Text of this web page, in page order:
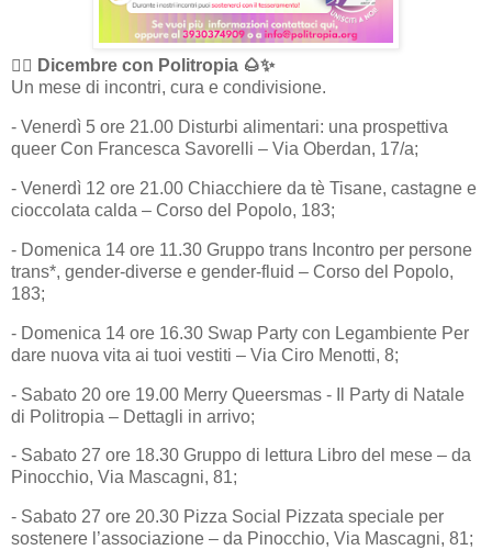
🏳️‍🌈 Dicembre con Politropia 🌰✨
Un mese di incontri, cura e condivisione.
- Venerdì 5 ore 21.00 Disturbi alimentari: una prospettiva
queer Con Francesca Savorelli – Via Oberdan, 17/a;
- Venerdì 12 ore 21.00 Chiacchiere da tè Tisane, castagne e
cioccolata calda – Corso del Popolo, 183;
- Domenica 14 ore 11.30 Gruppo trans Incontro per persone
trans*, gender-diverse e gender-fluid – Corso del Popolo,
183;
- Domenica 14 ore 16.30 Swap Party con Legambiente Per
dare nuova vita ai tuoi vestiti – Via Ciro Menotti, 8;
- Sabato 20 ore 19.00 Merry Queersmas - Il Party di Natale
di Politropia – Dettagli in arrivo;
- Sabato 27 ore 18.30 Gruppo di lettura Libro del mese – da
Pinocchio, Via Mascagni, 81;
- Sabato 27 ore 20.30 Pizza Social Pizzata speciale per
sostenere l’associazione – da Pinocchio, Via Mascagni, 81;